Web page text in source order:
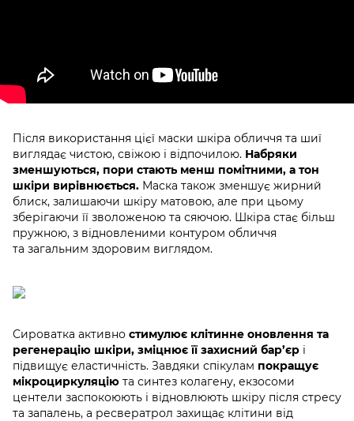
Після використання цієї маски шкіра обличчя та шиї
виглядає чистою, свіжою і відпочилою. Набряки
зменшуються, пори стають менш помітними, а тон
шкіри вирівнюється. Маска також зменшує жирний
блиск, залишаючи шкіру матовою, але при цьому
зберігаючи її зволоженою та сяючою. Шкіра стає більш
пружною, з відновленими контуром обличчя
та загальним здоровим виглядом.
Сироватка активно стимулює клітинне оновлення та
регенерацію шкіри, зміцнює її захисний бар’єр і
підвищує еластичність. Завдяки спікулам покращує
мікроциркуляцію та синтез колагену, екзосоми
центели заспокоюють і відновлюють шкіру після стресу
та запалень, а ресвератрол захищає клітини від